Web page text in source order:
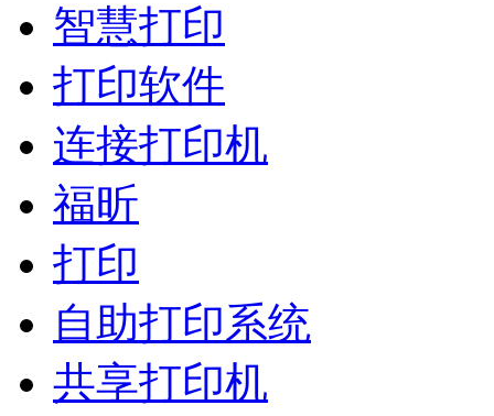
智慧打印
打印软件
连接打印机
福昕
打印
自助打印系统
共享打印机